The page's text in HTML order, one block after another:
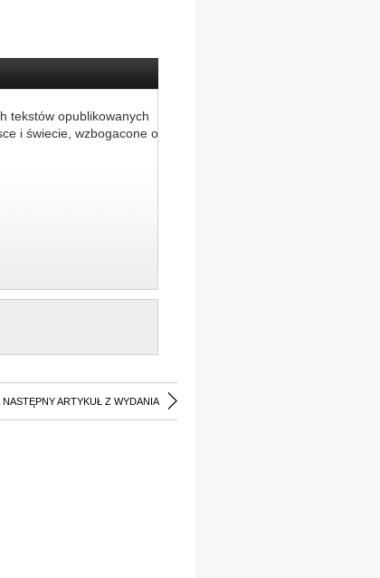
tekstów opublikowanych
i świecie, wzbogacone o
NASTĘPNY ARTYKUŁ Z WYDANIA